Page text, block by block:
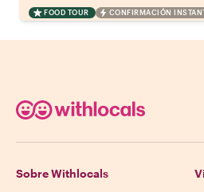
FOOD TOUR CONFIRMACIÓN
Sobre Withlocals